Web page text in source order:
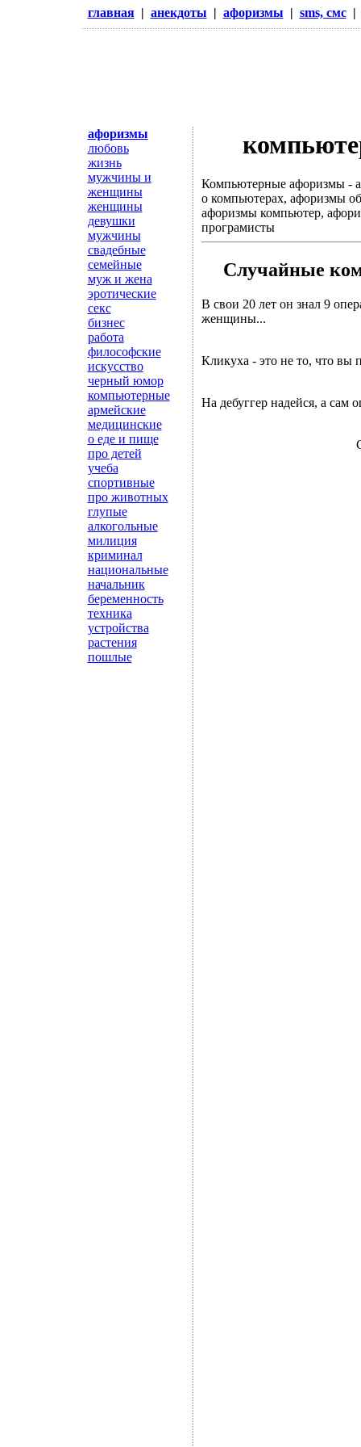
главная| анекдоты | афоризмы | sms, смс
Компьютерные афоризмы -
о компьютерах, афоризмы
афоризмы компьютер,
програмисты
Случайные
В свои 20 лет он знал 9
женщины...
Кликуха - это не то, что
Ha дебуггеp надейся, а сам
афоризмы
любовь
жизнь
мужчины и
женщины
женщины
девушки
мужчины
свадебные
семейные
муж и жена
эротические
секс
бизнес
работа
философские
искусство
черный юмор
компьютерные
армейские
медицинские
о еде и пище
про детей
учеба
спортивные
про животных
глупые
алкогольные
милиция
криминал
национальные
начальник
беременность
техника
устройства
растения
пошлые